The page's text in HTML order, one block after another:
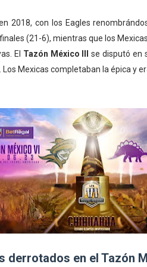
2018, con los Eagles
(21-6), mientras que los
El Tazón México III
se disputó en
Mexicas completaban la épica y
derrotados en el Tazón